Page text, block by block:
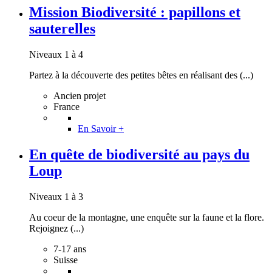
Mission Biodiversité : papillons et
sauterelles
Niveaux 1 à 4
Partez à la découverte des petites bêtes en réalisant des (...)
Ancien projet
France
En Savoir +
En quête de biodiversité au pays du
Loup
Niveaux 1 à 3
Au coeur de la montagne, une enquête sur la faune et la flore.
Rejoignez (...)
7-17 ans
Suisse